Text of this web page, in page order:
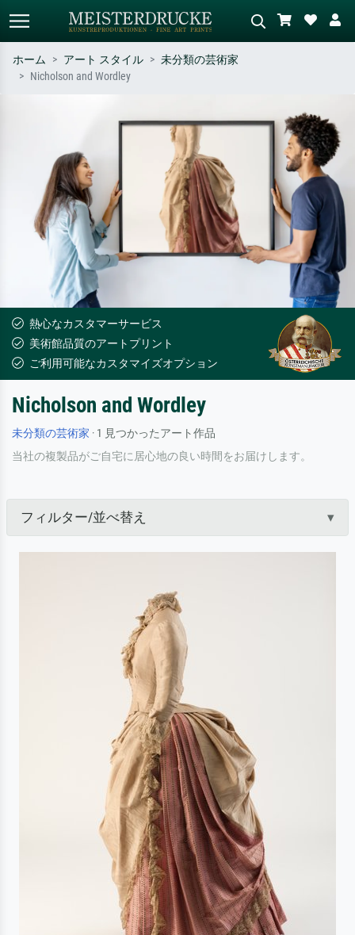
シーンを説明してください – 例：
緑の草原、赤の多い抽象画、暗い
油絵、木のそばの立ち姿のヌー
ホーム アート スタイル
未分類の芸術家
Nicholson and Wordley
熱心なカスタマーサービス
美術館品質のアートプリント
ご利用可能なカスタマイズオプション
Nicholson and Wordley
未分類の芸術家 · 1 見つかったアート作品
当社の複製品がご自宅に居心地の良い時間をお届けします。
フィルター/並べ替え